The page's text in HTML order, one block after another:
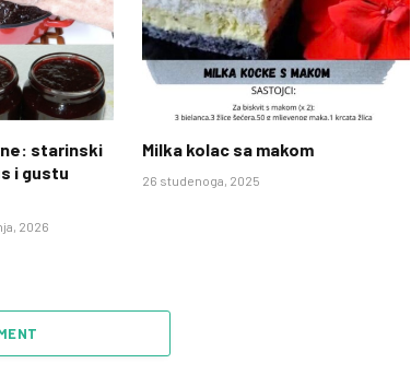
starinski
i gustu
2026
Milka kolac sa makom
26 studenoga, 2025